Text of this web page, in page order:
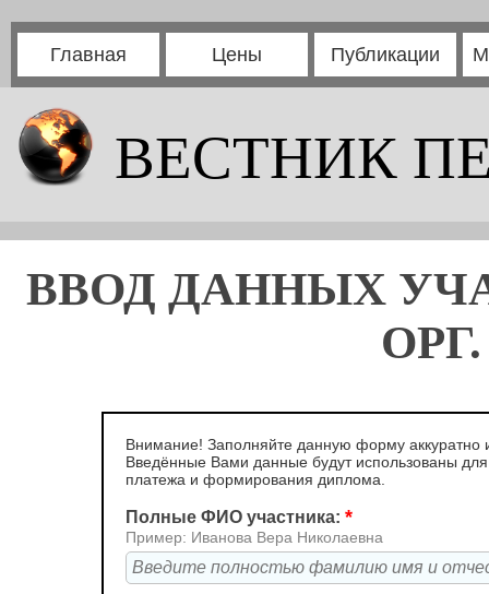
Главная Цены Публикации
ВЕСТНИК
ВВОД ДАННЫХ
Внимание! Заполняйте данную форму аккуратно
Введённые Вами данные будут использованы
платежа и формирования диплома.
Полные ФИО участника: *
Пример: Иванова Вера Николаевна